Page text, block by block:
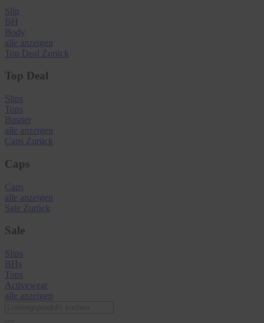
Slip
BH
Body
alle anzeigen
Top Deal Zurück
Top Deal
Slips
Tops
Bustier
alle anzeigen
Caps Zurück
Caps
Caps
alle anzeigen
Sale Zurück
Sale
Slips
BHs
Tops
Activewear
alle anzeigen